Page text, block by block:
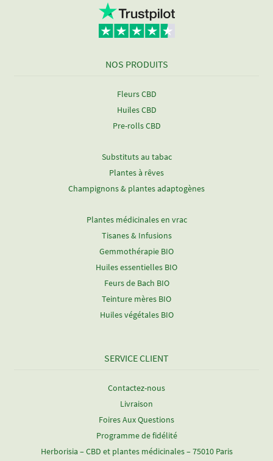
NOS PRODUITS
Fleurs CBD
Huiles CBD
Pre-rolls CBD
Substituts au tabac
Plantes à rêves
Champignons & plantes adaptogènes
Plantes médicinales en vrac
Tisanes & Infusions
Gemmothérapie BIO
Huiles essentielles BIO
Feurs de Bach BIO
Teinture mères BIO
Huiles végétales BIO
SERVICE CLIENT
Contactez-nous
Livraison
Foires Aux Questions
Programme de fidélité
Herborisia – CBD et plantes médicinales – 75010 Paris